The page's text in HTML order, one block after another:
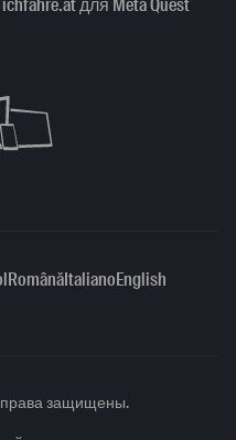
ichfahre.at для Meta Quest
RomânăItalianoEnglish
права защищены.